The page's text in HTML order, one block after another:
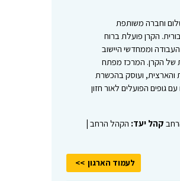
וחברה משותפת
הקרן פועלת ברוח
וממחדשי היישוב
של הקרן. המרכז מפתח
והארצית, ועוסק בהכשרת
גופים הפועלים לאור חזון
קהל יעד: הקהל הרחב |
לעמוד הארגון